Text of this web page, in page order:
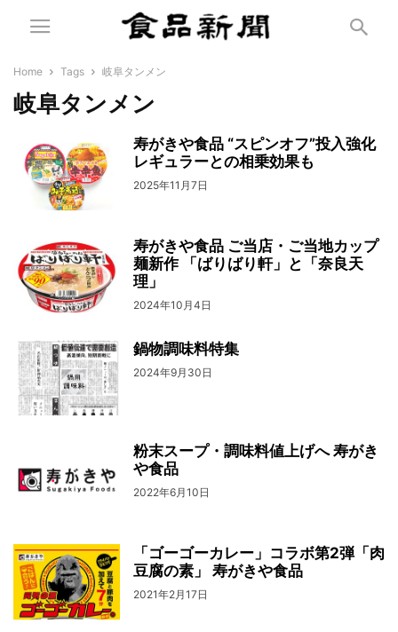
Home Tags 岐阜タンメン
岐阜タンメン
寿がきや食品 “スピンオフ”投入強化
レギュラーとの相乗効果も
2025年11月7日
寿がきや食品 ご当店・ご当地カップ
麺新作 「ばりばり軒」と「奈良天
理」
2024年10月4日
鍋物調味料特集
2024年9月30日
粉末スープ・調味料値上げへ 寿がき
や食品
2022年6月10日
「ゴーゴーカレー」コラボ第2弾「肉
豆腐の素」 寿がきや食品
2021年2月17日